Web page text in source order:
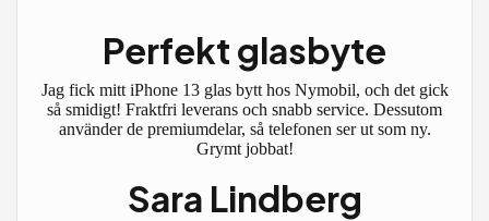
Perfekt glasbyte
Jag fick mitt iPhone 13 glas bytt hos Nymobil, och det gick
så smidigt! Fraktfri leverans och snabb service. Dessutom
använder de premiumdelar, så telefonen ser ut som ny.
Grymt jobbat!
Sara Lindberg